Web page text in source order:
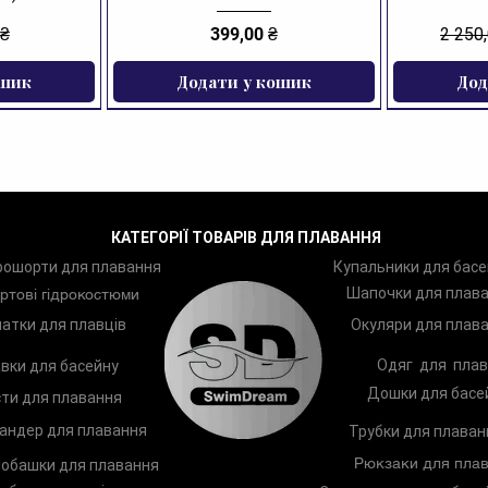
Ціна
399,00 ₴
Додати у кошик
2
КАТЕГОРІЇ ТОВАРІВ ДЛЯ ПЛАВАННЯ
для плавання
гідрокостюми
для плавців
Купальники для
Шапочки для
Окуляри для
для басейну
для плавання
Одяг для
Дошки для
для плавання
для плавання
Трубки для
Рюкзаки для